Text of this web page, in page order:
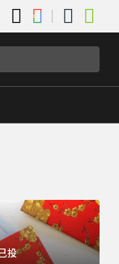
投